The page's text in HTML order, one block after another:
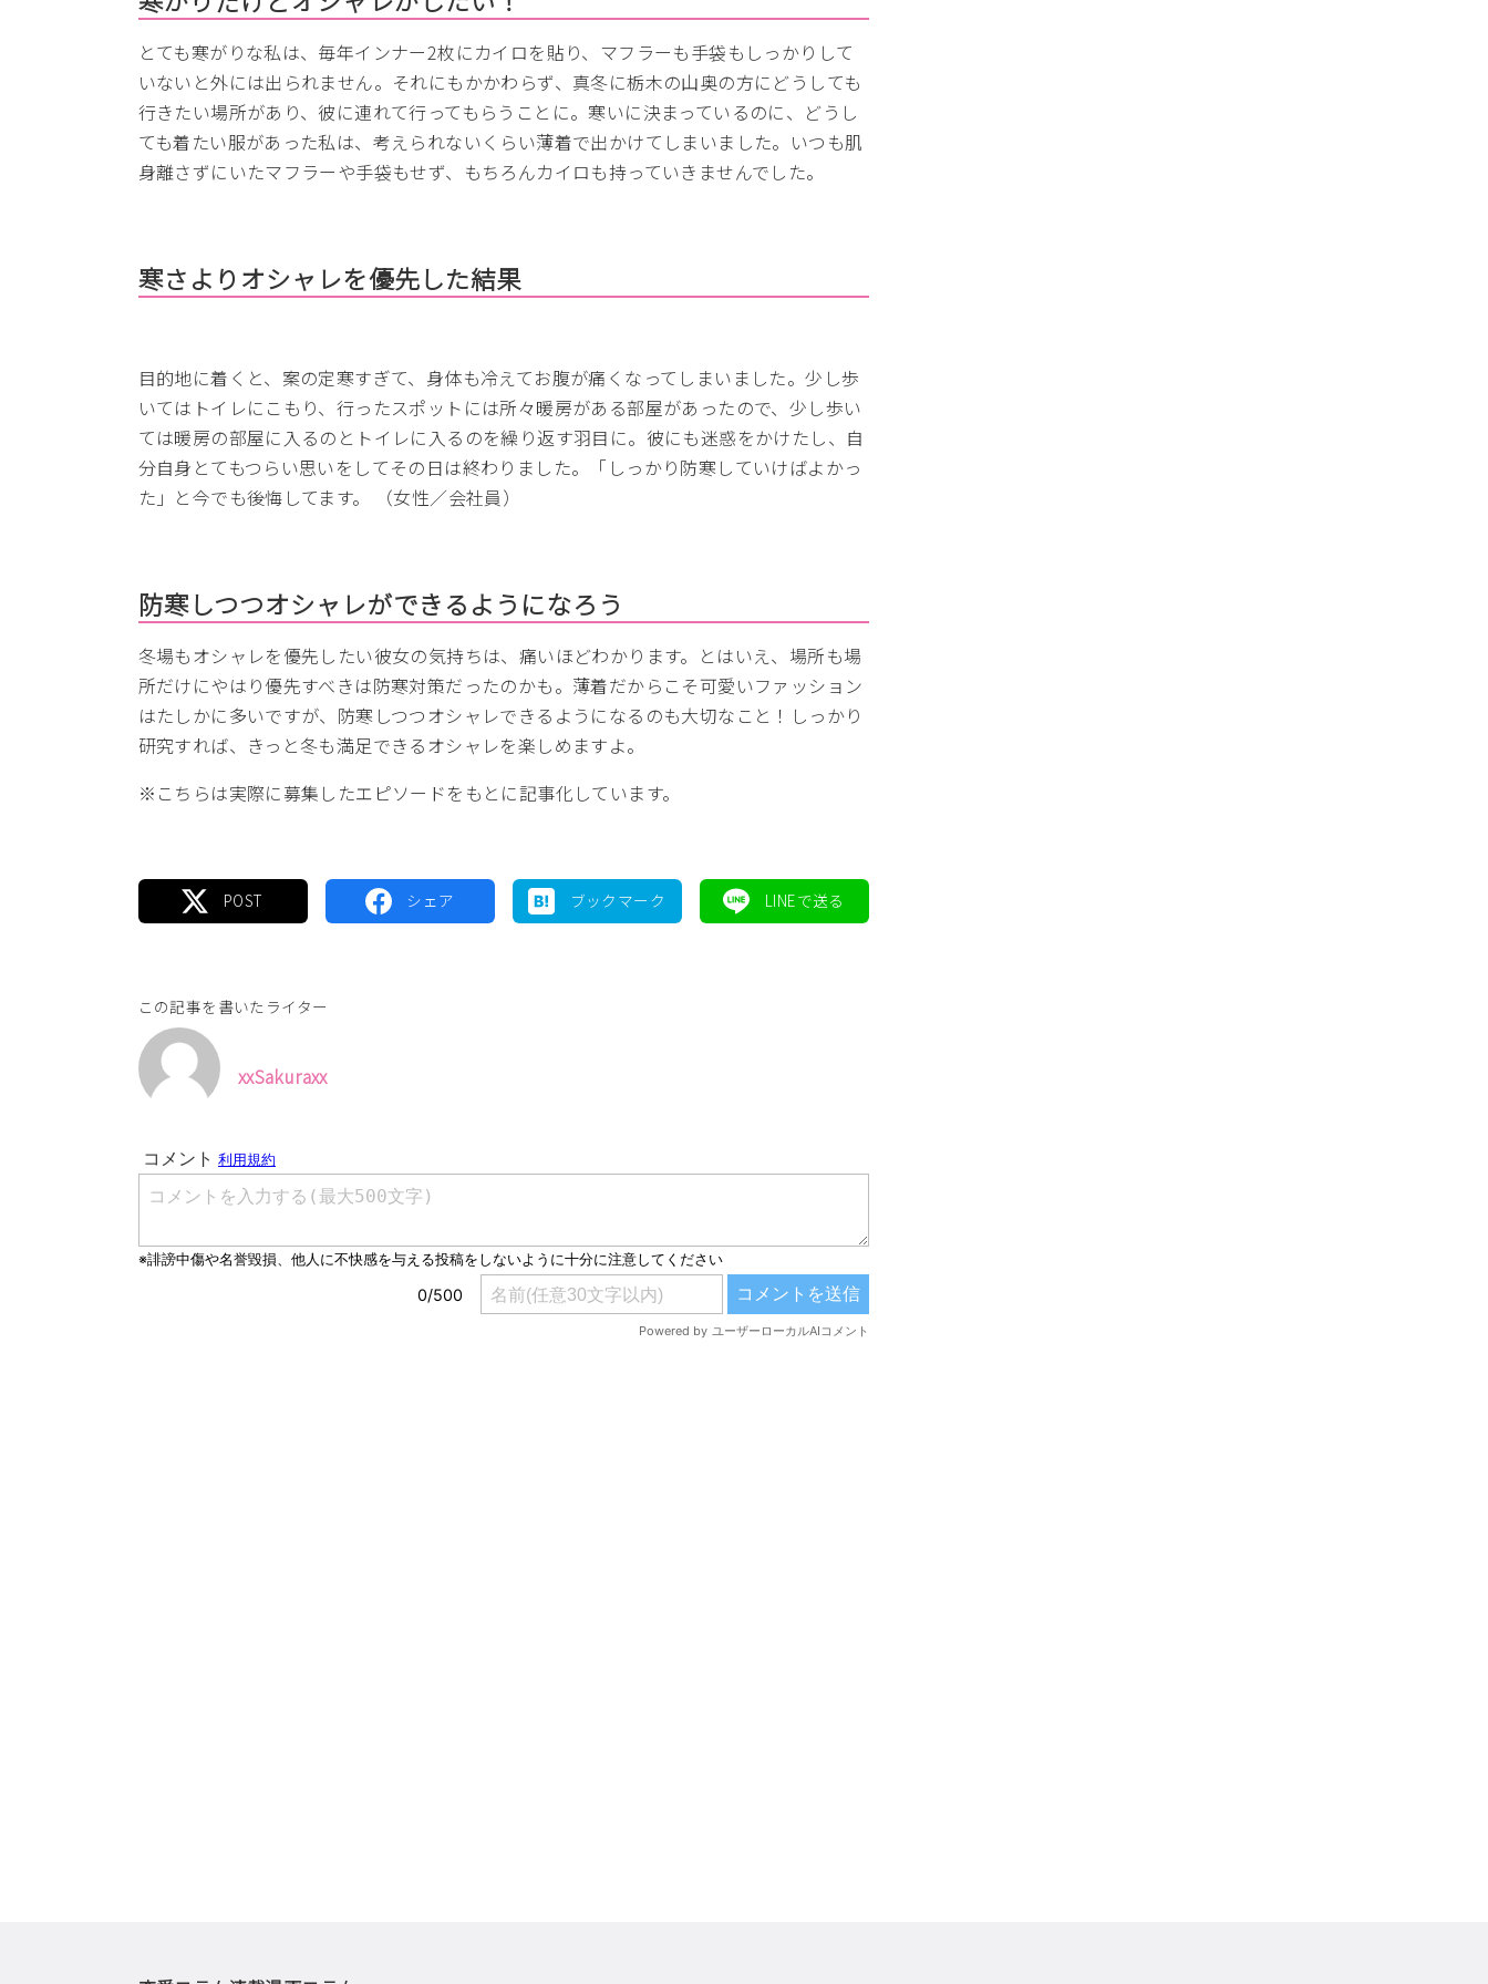
とても寒がりな私は、毎年インナー2枚にカイロを貼り、マフラーも手袋もしっかりして
いないと外には出られません。それにもかかわらず、真冬に栃木の山奥の方にどうしても
行きたい場所があり、彼に連れて行ってもらうことに。寒いに決まっているのに、どうし
ても着たい服があった私は、考えられないくらい薄着で出かけてしまいました。いつも肌
身離さずにいたマフラーや手袋もせず、もちろんカイロも持っていきませんでした。
寒さよりオシャレを優先した結果
目的地に着くと、案の定寒すぎて、身体も冷えてお腹が痛くなってしまいました。少し歩
いてはトイレにこもり、行ったスポットには所々暖房がある部屋があったので、少し歩い
ては暖房の部屋に入るのとトイレに入るのを繰り返す羽目に。彼にも迷惑をかけたし、自
分自身とてもつらい思いをしてその日は終わりました。「しっかり防寒していけばよかっ
た」と今でも後悔してます。 （女性／会社員）
防寒しつつオシャレができるようになろう
冬場もオシャレを優先したい彼女の気持ちは、痛いほどわかります。とはいえ、場所も場
所だけにやはり優先すべきは防寒対策だったのかも。薄着だからこそ可愛いファッション
はたしかに多いですが、防寒しつつオシャレできるようになるのも大切なこと！しっかり
研究すれば、きっと冬も満足できるオシャレを楽しめますよ。
※こちらは実際に募集したエピソードをもとに記事化しています。
この記事を書いたライター
xxSakuraxx